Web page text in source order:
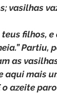
vasilhas
filhos,
Partiu,
as
aqui mais
o azeite